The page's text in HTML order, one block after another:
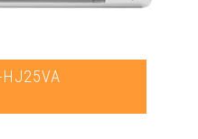
HJ25VA